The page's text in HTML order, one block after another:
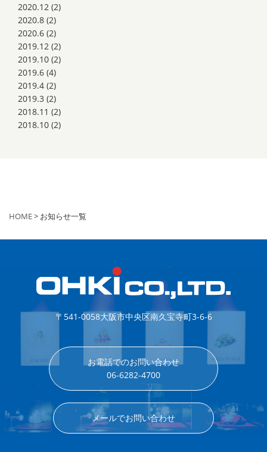
2020.12 (2)
2020.8 (2)
2020.6 (2)
2019.12 (2)
2019.10 (2)
2019.6 (4)
2019.4 (2)
2019.3 (2)
2018.11 (2)
2018.10 (2)
HOME> お知らせ一覧
〒541-0058大阪市中央区南久宝寺町3-6-6
お電話でのお問い合わせ
06-6282-4700
メールでお問い合わせ